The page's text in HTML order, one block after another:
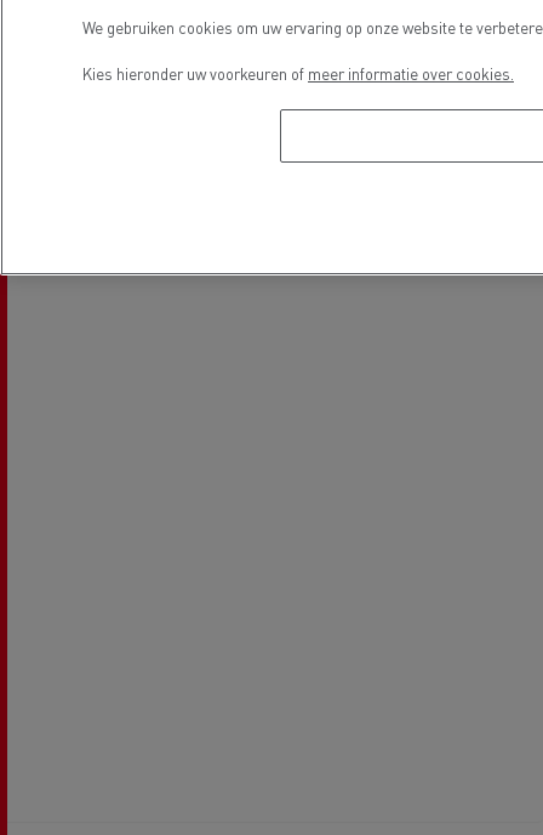
We gebruiken cookies om uw ervaring op onze website te
Kies hieronder uw voorkeuren of meer informatie over cookies.